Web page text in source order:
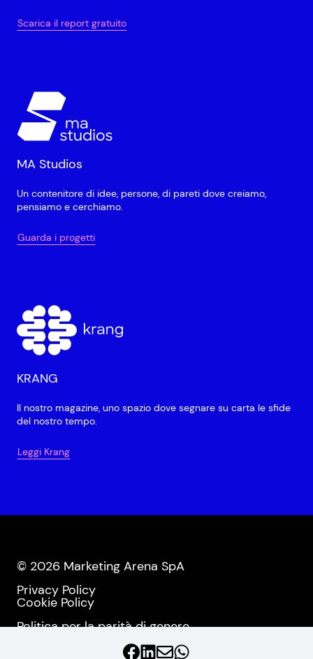
Scarica il report gratuito
MA Studios
Un contenitore di idee, persone, di pareti dove creiamo,
pensiamo e cerchiamo.
Guarda i progetti
KRANG
Il nostro magazine, uno spazio dove segnare su carta le sfide
del nostro tempo.
Leggi Krang
© 2026 Marketing Arena SpA
Privacy Policy
Cookie Policy
Politica per la parità di genere